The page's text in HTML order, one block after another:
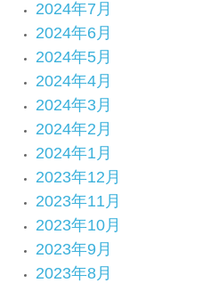
2024年7月
2024年6月
2024年5月
2024年4月
2024年3月
2024年2月
2024年1月
2023年12月
2023年11月
2023年10月
2023年9月
2023年8月